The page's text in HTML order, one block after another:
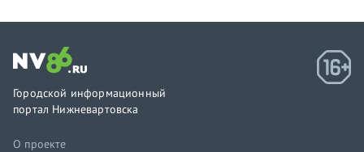
Городской информационный
портал Нижневартовска
О проекте